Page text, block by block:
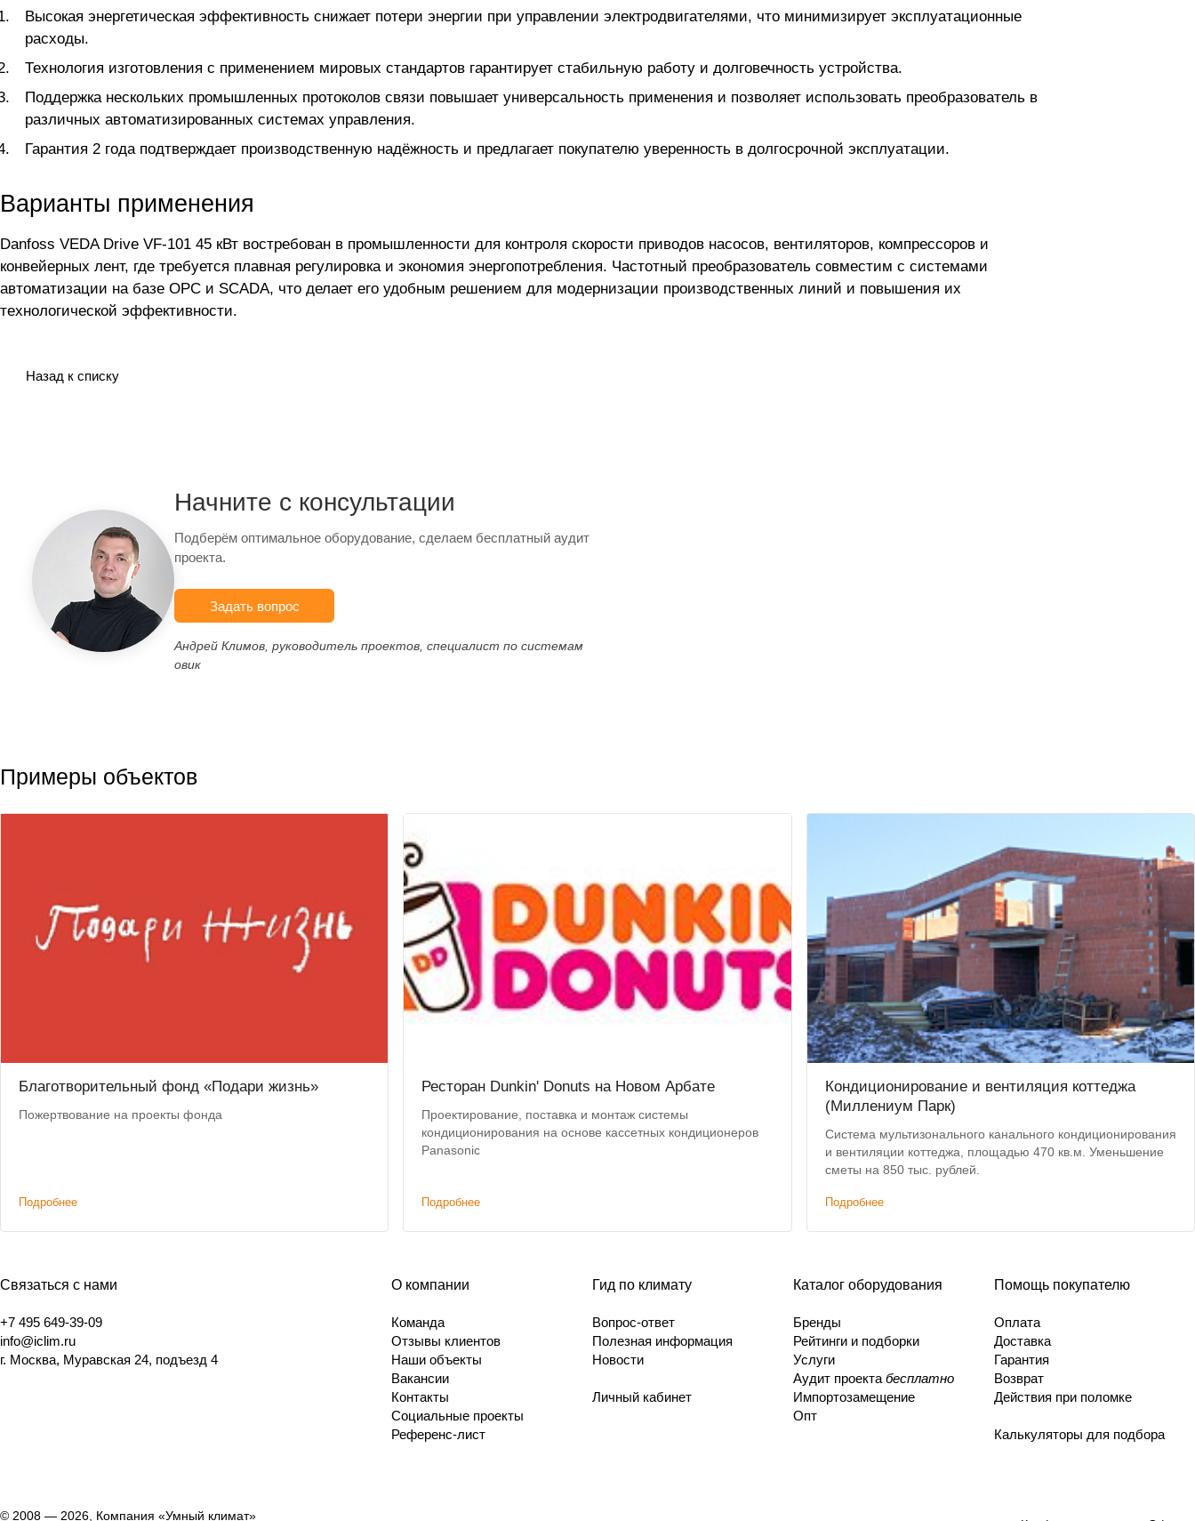
Высокая энергетическая эффективность снижает потери энергии при управлении электродвигателями, что минимизирует эксплуатационные
расходы.
Технология изготовления с применением мировых стандартов гарантирует стабильную работу и долговечность устройства.
Поддержка нескольких промышленных протоколов связи повышает универсальность применения и позволяет использовать преобразователь в
различных автоматизированных системах управления.
Гарантия 2 года подтверждает производственную надёжность и предлагает покупателю уверенность в долгосрочной эксплуатации.
Варианты применения
Danfoss VEDA Drive VF-101 45 кВт востребован в промышленности для контроля скорости приводов насосов, вентиляторов, компрессоров и
конвейерных лент, где требуется плавная регулировка и экономия энергопотребления. Частотный преобразователь совместим с системами
автоматизации на базе OPC и SCADA, что делает его удобным решением для модернизации производственных линий и повышения их
технологической эффективности.
Назад к списку
Начните с консультации
Подберём оптимальное оборудование, сделаем бесплатный аудит
проекта.
Задать вопрос
Андрей Климов, руководитель проектов, специалист по системам
овик
Примеры объектов
Благотворительный фонд «Подари жизнь»
Пожертвование на проекты фонда
Подробнее
Ресторан Dunkin' Donuts на Новом Арбате
Проектирование, поставка и монтаж системы
кондиционирования на основе кассетных кондиционеров
Panasonic
Подробнее
Кондиционирование и вентиляция коттеджа
(Миллениум Парк)
Система мультизонального канального кондиционирования
и вентиляции коттеджа, площадью 470 кв.м. Уменьшение
сметы на 850 тыс. рублей.
Подробнее
Связаться с нами
+7 495 649-39-09
info@iclim.ru
г. Москва, Муравская 24, подъезд 4
О компании
Команда
Отзывы клиентов
Наши объекты
Вакансии
Контакты
Социальные проекты
Референс-лист
Гид по климату
Вопрос-ответ
Полезная информация
Новости
Личный кабинет
Каталог оборудования
Бренды
Рейтинги и подборки
Услуги
Аудит проекта бесплатно
Импортозамещение
Опт
Помощь покупателю
Оплата
Доставка
Гарантия
Возврат
Действия при поломке
Калькуляторы для подбора
© 2008 — 2026, Компания «Умный климат»